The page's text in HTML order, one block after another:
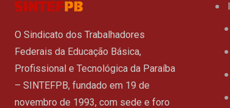
O Sindicato dos Trabalhadores
Federais da Educação Básica,
Profissional e Tecnológica da Paraíba
– SINTEFPB, fundado em 19 de
novembro de 1993, com sede e foro